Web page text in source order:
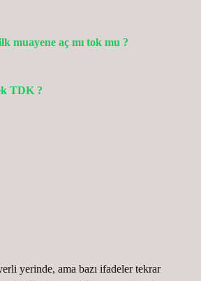
muayene aç mı tok mu ?
TDK ?
yerinde, ama bazı ifadeler tekrar